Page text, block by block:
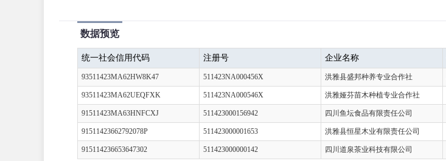
数据预览
统一社会信用代码 注册号 企业名称
93511423MA62HW8K47 511423NA000456X 洪雅县盛邦种养专业合作社
93511423MA62UEQFXK 511423NA000546X 洪雅娅芬苗木种植专业合作社
91511423MA63HNFCXJ 511423000156942 四川鱼坛食品有限责任公司
91511423662792078P 511423000001653 洪雅县恒星木业有限责任公司
915114236653647302 511423000000142 四川道泉茶业科技有限公司